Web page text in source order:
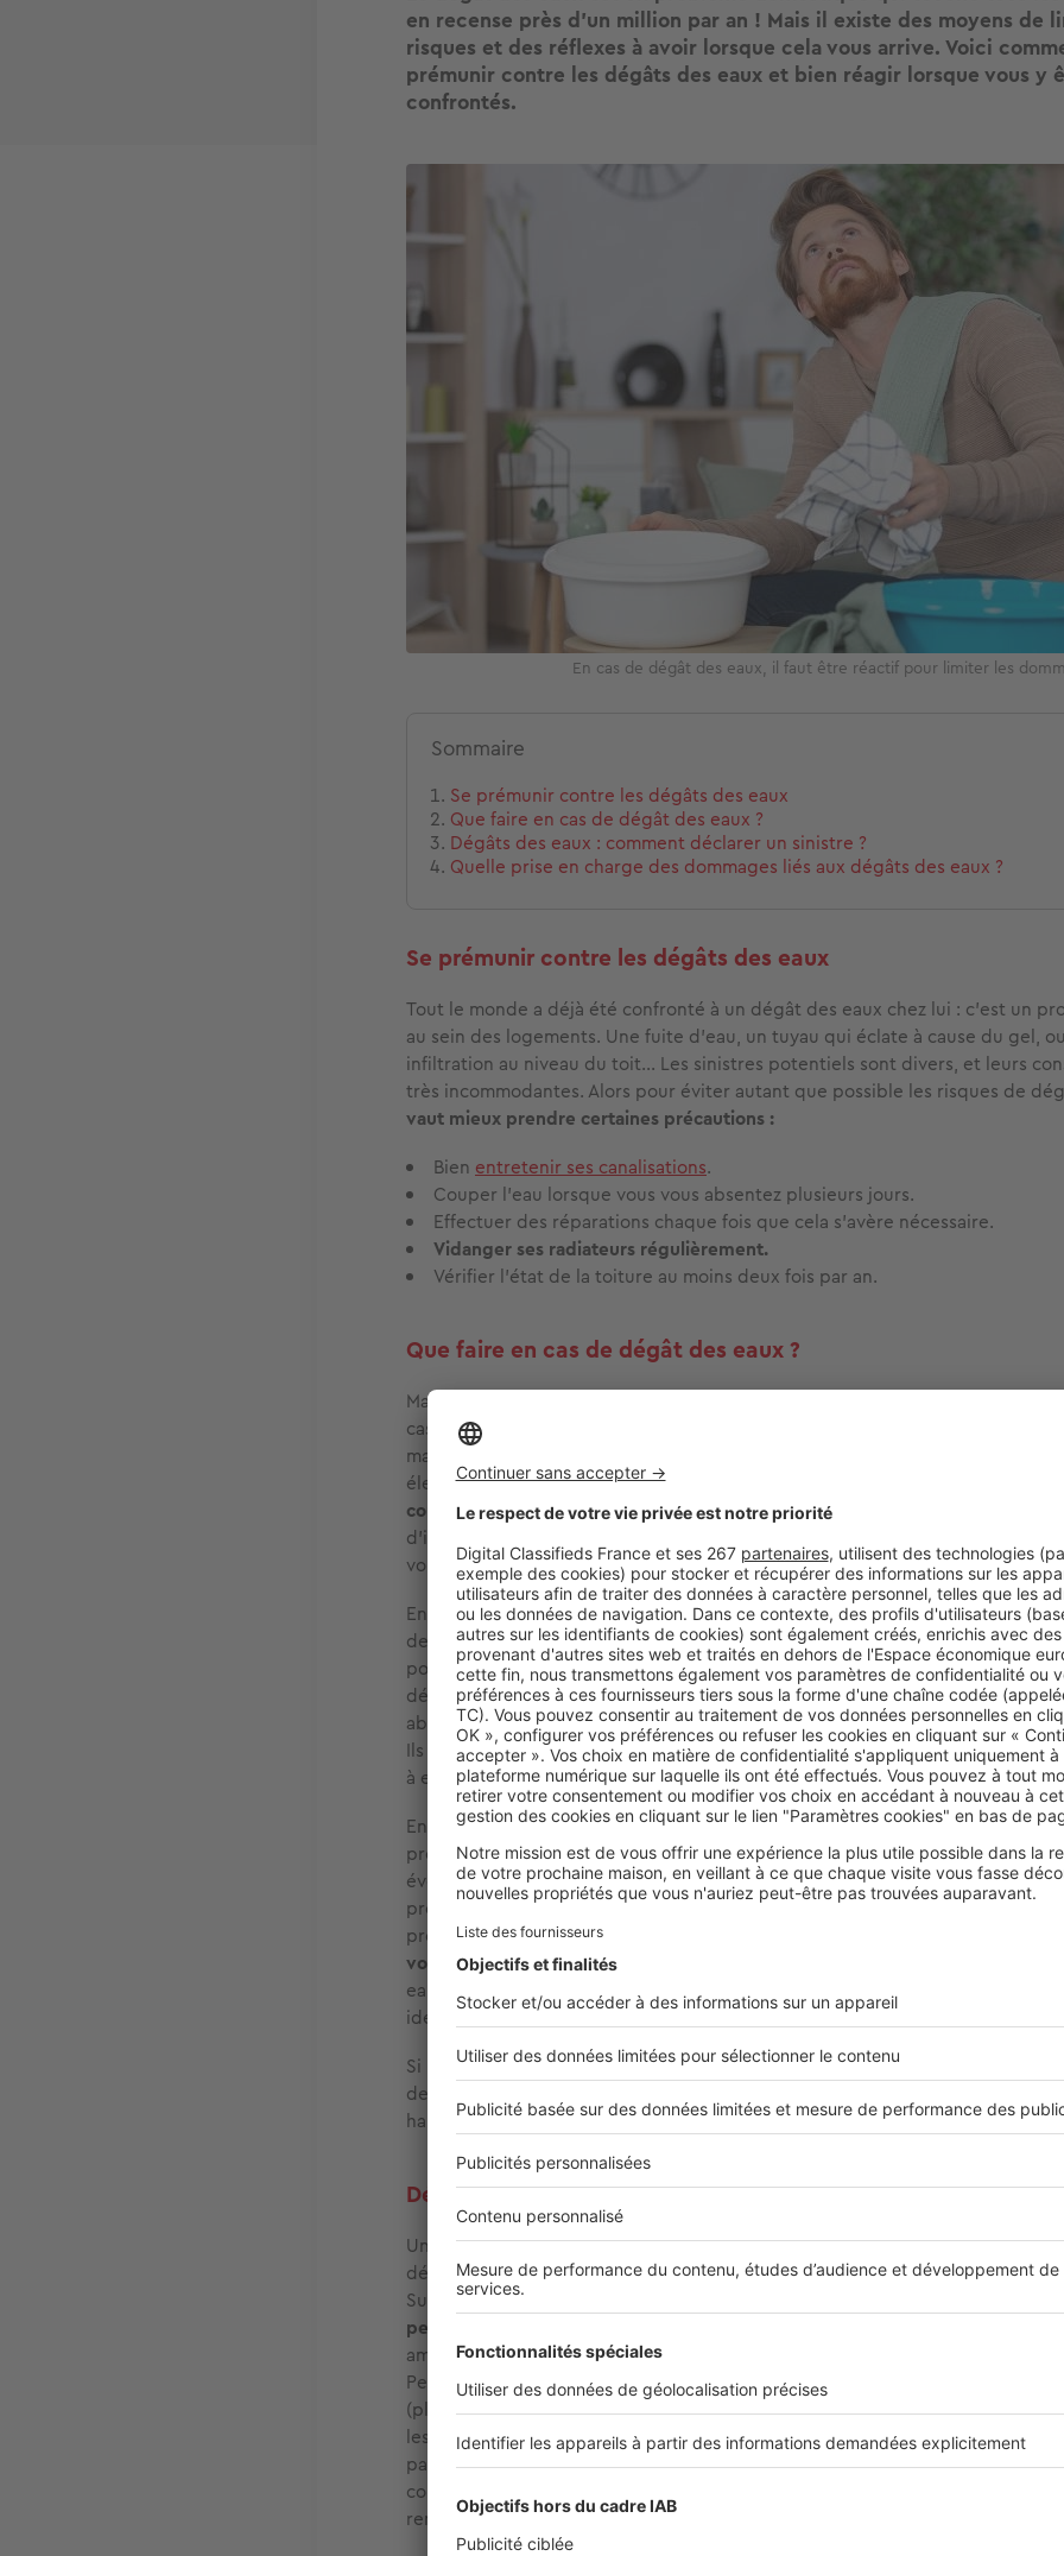
en recense près d'un million par an ! Mais il existe des moyens de
risques et des réflexes à avoir lorsque cela vous arrive. Voici
prémunir contre les dégâts des eaux et bien réagir lorsque vous y
confrontés.
Image
En cas de dégât des eaux, il faut être réactif pour limiter les
Sommaire
Se prémunir contre les dégâts des eaux
Que faire en cas de dégât des eaux ?
Dégâts des eaux : comment déclarer un sinistre ?
Quelle prise en charge des dommages liés aux dégâts des eaux ?
Se prémunir contre les dégâts des eaux
Tout le monde a déjà été confronté à un dégât des eaux chez lui : c’est un
au sein des logements. Une fuite d’eau, un tuyau qui éclate à cause du gel,
infiltration au niveau du toit… Les sinistres potentiels sont divers, et leurs
très incommodantes. Alors pour éviter autant que possible les risques de
vaut mieux prendre certaines précautions :
Bien entretenir ses canalisations.
Couper l’eau lorsque vous vous absentez plusieurs jours.
Effectuer des réparations chaque fois que cela s’avère nécessaire.
Vidanger ses radiateurs régulièrement.
Vérifier l’état de la toiture au moins deux fois par an.
Que faire en cas de dégât des eaux ?
Malgré toutes les précautions prises, il arrive parfois de subir un dégât des
cas, le maître-mot est rapidité. En effet, votre réactivité est essentielle pour
maximum les dégâts et ne pas aggraver la situation, notamment en évitant
électrique. La première chose à faire lorsque vous découvrez un dégât des
couper immédiatement l’arrivée d’eau de votre logement.
d’identifier l'origine de la fuite et déterminer si celle-ci vient de votre
voisin. Si la fuite est modérée, prévenir un plombier peut suffire à résoudre le
En revanche, si celle-ci est d’importance et que vous n'arrivez pas à couper
devez impérativementcouper l’alimentation électriquede votre logement et
pompiers. Ces derniers interviendront sur la source de la fuite pour
dégâts ne s’étendent, par exemple si la fuite vient de chez votre voisin et que
absent, ou que l'arrivée d'eau collective se trouve dans un endroit
Ils ne prendront toutefois en charge que cette situation d'urgence, et toute
à effectuer par un plombier.
Ensuite, la marche à suivre diffère selon que vous êtes propriétaire ou
propriétaire et vivez en logement collectif, vous devez prévenir le syndic de
éventuellement le gardien le cas échéant. Cela est primordial, notamment si
provenir des parties communes. Si vous êtes locataire, vous devrez prévenir
propriétaire. Au cas où la fuite provient de votre logement, vous devrez
vos voisins de palier et vos voisins du dessous qui peuvent être impactés
eaux. Si vous êtes au contraire affecté par une fuite provenant d’un voisin,
identifier d’où provient le sinistre afin d’en aviser votre voisin.
Si le dégât des eaux touche plusieurs logements d'une copropriété, les
devront signer un constat amiable. Il leur appartient aussi d’activer leur
habitation.
Dégâts des eaux : comment déclarer un sinistre ?
Une fois ces mesures d’urgence mises en place, vous devrezprévenir votre
déclarer votre sinistre afin qu’il prenne en charge les conséquences des
Sur la forme, la déclaration de sinistre n’est soumise à aucune obligation
peut se faire par téléphone, par courrier ou par voie électronique
amiable signé avec vos voisins peut valoir déclaration auprès de votre
Pensez à le joindre à votre déclaration de sinistre, avec les justificatifs
(plombier notamment). Prenez des photos avant tout nettoyage ou
les dommages causés. Pensez également à établir une liste de tous les biens
par le dégât des eaux (avec photo et factures d'achat à l’appui) afin qu’ils
compte dans l’indemnisation. Ces informations seront précieuses pour
remboursement dans le cadre de votre couverture dégâts des eaux.